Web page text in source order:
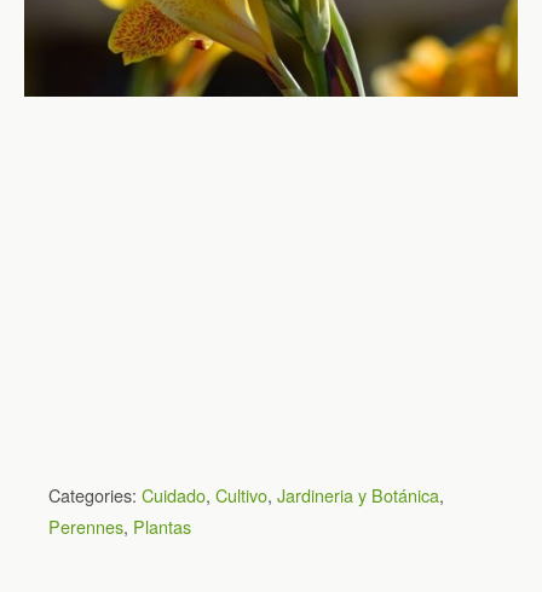
Categories: Cuidado, Cultivo, Jardineria y Botánica,
Perennes, Plantas